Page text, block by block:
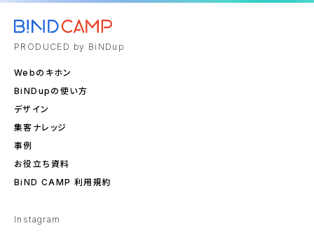
PRODUCED by BiNDup
Webのキホン
BiNDupの使い方
デザイン
集客ナレッジ
事例
お役立ち資料
BiND CAMP 利用規約
Instagram